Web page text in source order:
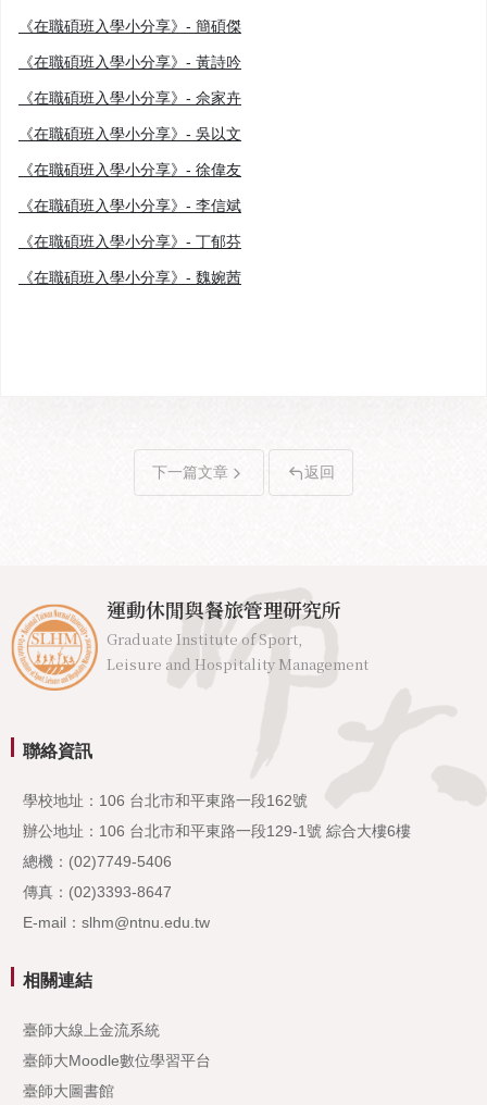
《在職碩班入學小分享》- 簡碩傑
《在職碩班入學小分享》- 黃詩吟
《在職碩班入學小分享》- 佘家卉
《在職碩班入學小分享》- 吳以文
《在職碩班入學小分享》- 徐偉友
《在職碩班入學小分享》- 李信斌
《在職碩班入學小分享》- 丁郁芬
《在職碩班入學小分享》- 魏婉茜
下一篇文章 返回
運動休閒與餐旅管理研究所
Graduate Institute of Sport,
Leisure and Hospitality Management
聯絡資訊
學校地址：106 台北市和平東路一段162號
辦公地址：106 台北市和平東路一段129-1號 綜合大樓6樓
總機：(02)7749-5406
傳真：(02)3393-8647
E-mail：slhm@ntnu.edu.tw
相關連結
臺師大線上金流系統
臺師大Moodle數位學習平台
臺師大圖書館